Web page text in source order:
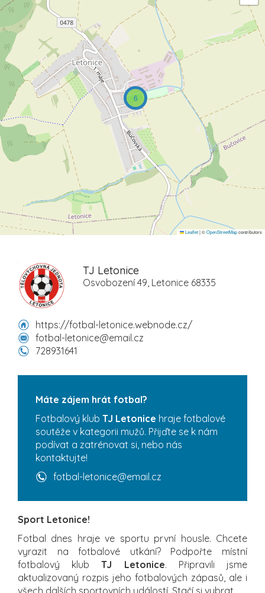
6
Leaflet|©OpenStreetMapcontributors
TJ Letonice
Osvobození 49, Letonice 68335
https://fotbal-letonice.webnode.cz/
fotbal-letonice@email.cz
728931641
Máte zájem hrát fotbal?
Fotbalový klub TJ Letonice hraje fotbalové
soutěže v kategorii mužů. Přijďte se k nám
podívat a zatrénovat si, nebo nás
kontaktujte!
fotbal-letonice@email.cz
Sport Letonice!
Fotbal dnes hraje ve sportu první housle. Chcete
vyrazit na fotbalové utkání? Podpořte místní
fotbalový klubTJ Letonice. Připravili jsme
aktualizovaný rozpis jeho fotbalových zápasů, ale i
všech dalších sportovních událostí. Stačí si vybrat.